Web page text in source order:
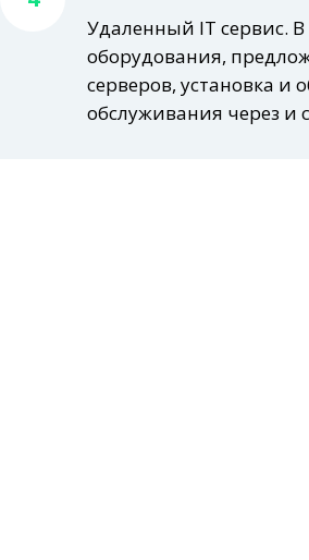
Удаленный IT сервис.
оборудования,
серверов, установка и
обслуживания через и